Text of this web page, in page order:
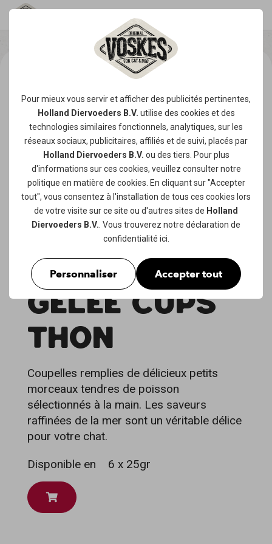
Pour mieux vous servir et afficher des publicités pertinentes,
Holland Diervoeders B.V. utilise des cookies et des
technologies similaires fonctionnels, analytiques, sur les
réseaux sociaux, publicitaires, affiliés et de suivi, placés par
Holland Diervoeders B.V. ou des tiers. Pour plus
d'informations sur ces cookies, veuillez consulter notre
politique en matière de cookies . En cliquant sur "Accepter
tout", vous consentez à l'installation de tous ces cookies lors
de votre visite sur ce site ou d'autres sites de Holland
Diervoeders B.V. . Vous trouverez notre déclaration de
confidentialité ici.
Personnaliser Accepter tout
GELÉE CUPS
THON
Coupelles remplies de délicieux petits
morceaux tendres de poisson
sélectionnés à la main. Les saveurs
raffinées de la mer sont un véritable délice
pour votre chat.
Disponible en
6 x 25gr